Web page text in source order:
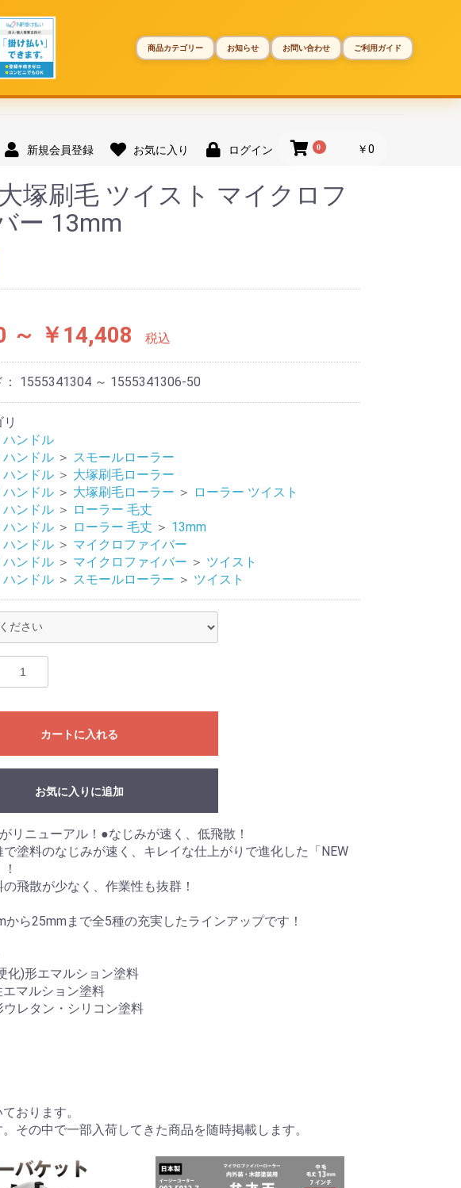
商品カテゴリー お知らせ お問い合わせ ご利用ガイド
新規会員登録 お気に入り ログイン 0 ￥0
塚刷毛 ツイスト マイクロフ
ー 13mm
～ ￥14,408 税込
1555341304 ～ 1555341306-50
ハンドル
ハンドル ＞ スモールローラー
ハンドル ＞ 大塚刷毛ローラー
ハンドル ＞ 大塚刷毛ローラー ＞ ローラー ツイスト
ハンドル ＞ ローラー 毛丈
ハンドル ＞ ローラー 毛丈 ＞ 13mm
ハンドル ＞ マイクロファイバー
ハンドル ＞ マイクロファイバー ＞ ツイスト
ハンドル ＞ スモールローラー ＞ ツイスト
カートに入れる
お気に入りに追加
リニューアル！●なじみが速く、低飛散！
塗料のなじみが速く、キレイな仕上がりで進化した「NEW
の飛散が少なく、作業性も抜群！
から25mmまで全5種の充実したラインアップです！
化)形エマルション塗料
エマルション塗料
ウレタン・シリコン塗料
おります。
その中で一部入荷してきた商品を随時掲載します。